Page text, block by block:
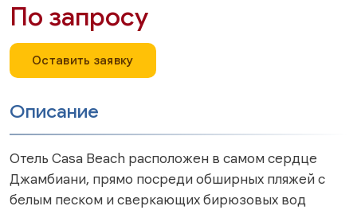
По запросу
Оставить заявку
Описание
Отель Casa Beach расположен в самом сердце
Джамбиани, прямо посреди обширных пляжей с
белым песком и сверкающих бирюзовых вод